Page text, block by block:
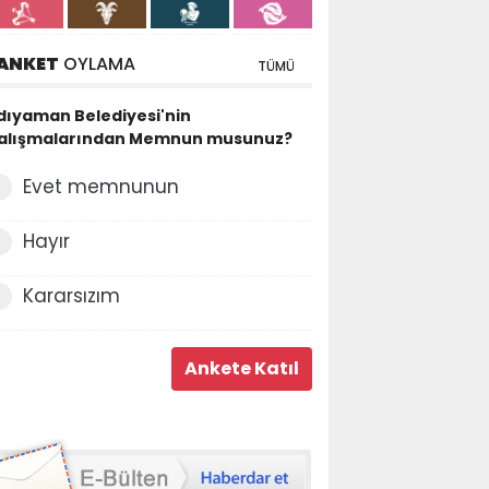
OYLAMA TÜMÜ
Belediyesi'nin
Memnun musunuz?
Evet memnunun
Hayır
Kararsızım